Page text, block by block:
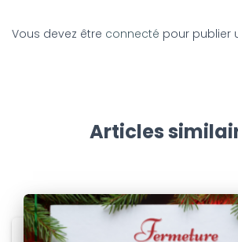
Vous devez être connecté pour publier
Articles